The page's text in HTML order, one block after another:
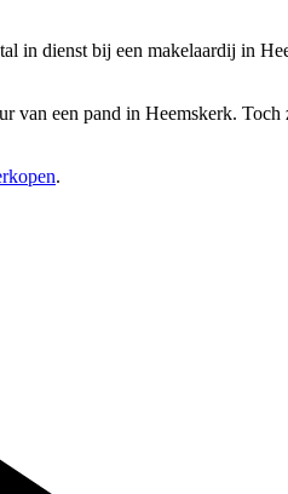
in dienst bij een makelaardij in
van een pand in Heemskerk. Toch
.